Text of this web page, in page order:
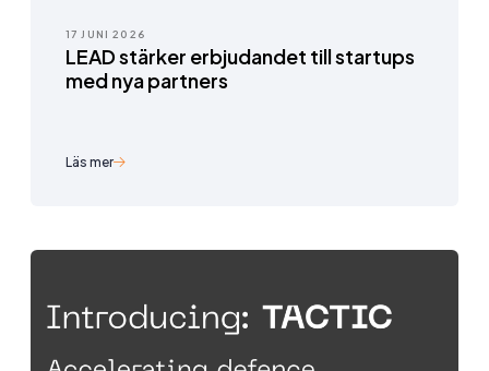
17 JUNI 2026
LEAD stärker erbjudandet till startups
med nya partners
Läs mer